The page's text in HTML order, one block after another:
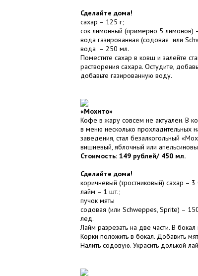
Сделайте дома!
сахар – 125 г;
сок лимонный (примерно 5 лимонов)
вода газированная (содовая или
вода – 250 мл.
Поместите сахар в ковш и залейте
растворения сахара. Остудите,
добавьте газированную воду.
«Мохито»
Кофе в жару совсем не актуален. В
в меню несколько прохладительных
заведения, стал безалкогольный
вишневый, яблочный или
Стоимость: 149 рублей/ 450 мл.
Сделайте дома!
коричневый (тростниковый) сахар –
лайм – 1 шт.;
пучок мяты
содовая (или Schweppes, Sprite) –
лед.
Лайм разрезать на две части. В
Корки положить в бокал. Добавить
Налить содовую. Украсить долькой